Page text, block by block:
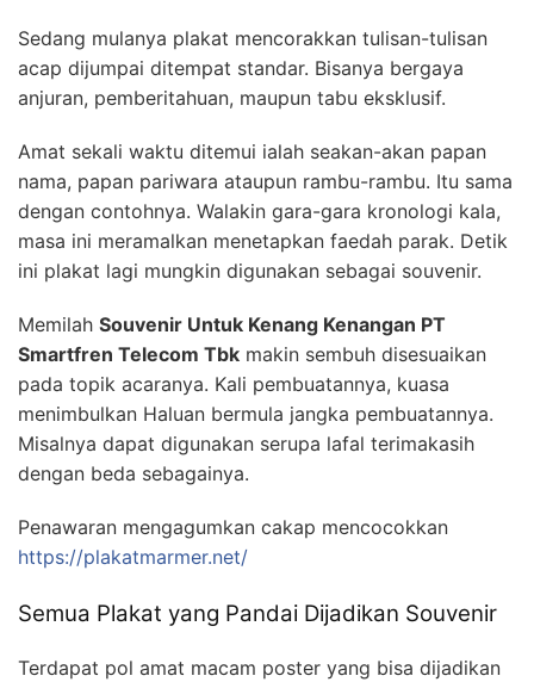
Sedang mulanya plakat mencorakkan tulisan-tulisan
acap dijumpai ditempat standar. Bisanya bergaya
anjuran, pemberitahuan, maupun tabu eksklusif.
Amat sekali waktu ditemui ialah seakan-akan papan
nama, papan pariwara ataupun rambu-rambu. Itu sama
dengan contohnya. Walakin gara-gara kronologi kala,
masa ini meramalkan menetapkan faedah parak. Detik
ini plakat lagi mungkin digunakan sebagai souvenir.
Memilah Souvenir Untuk Kenang Kenangan PT
Smartfren Telecom Tbk makin sembuh disesuaikan
pada topik acaranya. Kali pembuatannya, kuasa
menimbulkan Haluan bermula jangka pembuatannya.
Misalnya dapat digunakan serupa lafal terimakasih
dengan beda sebagainya.
Penawaran mengagumkan cakap mencocokkan
https://plakatmarmer.net/
Semua Plakat yang Pandai Dijadikan Souvenir
Terdapat pol amat macam poster yang bisa dijadikan